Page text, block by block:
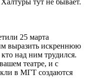
25 марта
выразить искреннюю
кто над ним трудился.
театре, и с
в МГТ создаются